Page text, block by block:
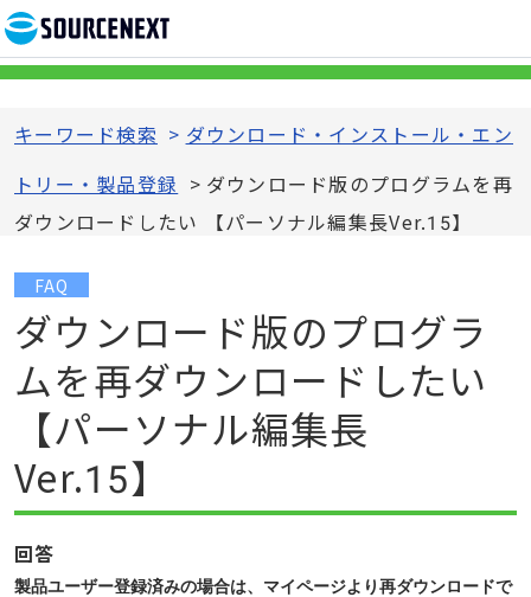
キーワード検索 > ダウンロード・インストール・エン
トリー・製品登録 > ダウンロード版のプログラムを再
ダウンロードしたい 【パーソナル編集長Ver.15】
FAQ
ダウンロード版のプログラ
ムを再ダウンロードしたい
【パーソナル編集長
Ver.15】
回答
製品ユーザー登録済みの場合は、マイページより再ダウンロードで